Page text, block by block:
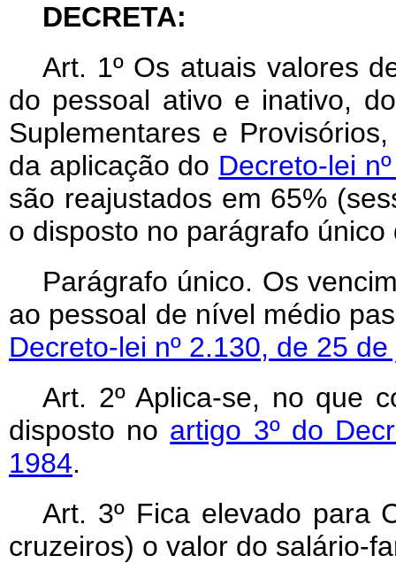
DECRETA:
Art. 1º Os atuais valores
do pessoal ativo e inativo,
Suplementares e
da aplicação do Decreto-lei
são reajustados em 65%
o disposto no parágrafo único
Parágrafo único. Os
ao pessoal de nível médio
Decreto-lei nº 2.130, de 25
Art. 2º Aplica-se, no que
disposto no artigo 3º do
1984.
Art. 3º Fica elevado para
cruzeiros) o valor do salário-